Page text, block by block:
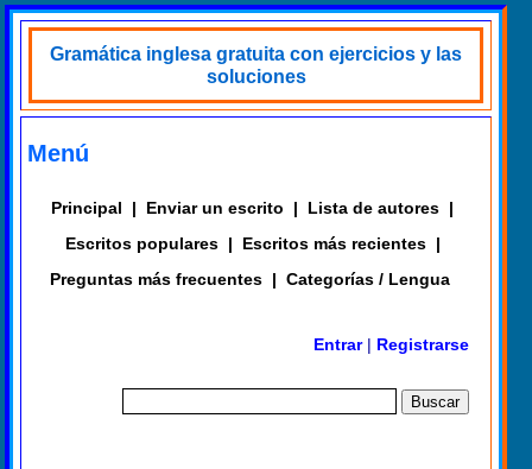
Gramática inglesa gratuita con ejercicios y las
soluciones
Menú
Principal | Enviar un escrito | Lista de autores |
Escritos populares | Escritos más recientes |
Preguntas más frecuentes | Categorías / Lengua
Entrar| Registrarse